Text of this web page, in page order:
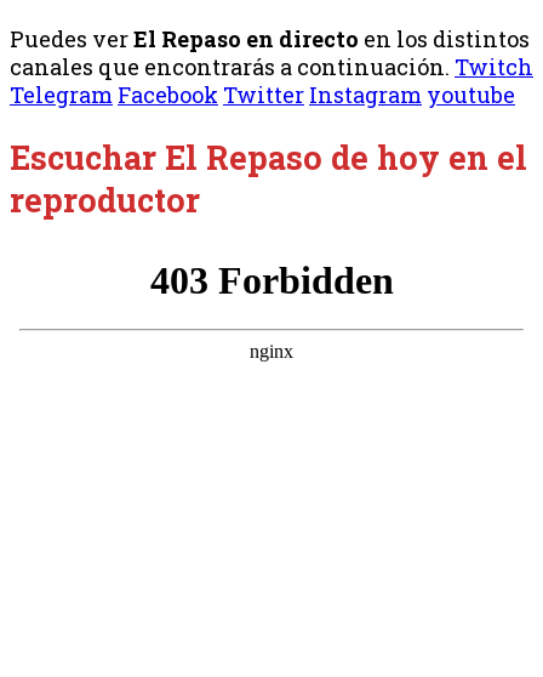
Puedes verEl Repaso en directo en los distintos
canales que encontrarás a continuación. Twitch
Telegram Facebook Twitter Instagram youtube
Escuchar El Repaso de hoy en el
reproductor